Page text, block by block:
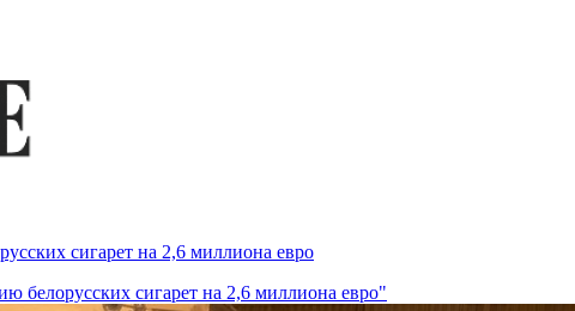
сигарет на 2,6 миллиона евро
белорусских сигарет на 2,6 миллиона евро"